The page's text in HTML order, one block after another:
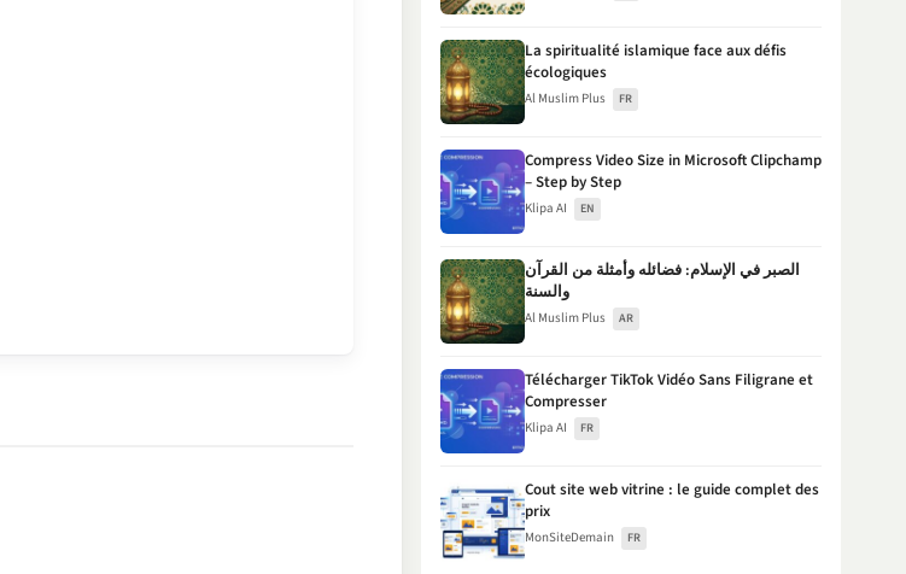
La spiritualité islamique face aux défis
écologiques
Al Muslim Plus FR
Compress Video Size in Microsoft Clipchamp
– Step by Step
Klipa AI EN
الصبر في الإسلام: فضائله وأمثلة من القرآن
والسنة
Al Muslim Plus AR
Télécharger TikTok Vidéo Sans Filigrane et
Compresser
Klipa AI FR
Cout site web vitrine : le guide complet des
prix
MonSiteDemain FR